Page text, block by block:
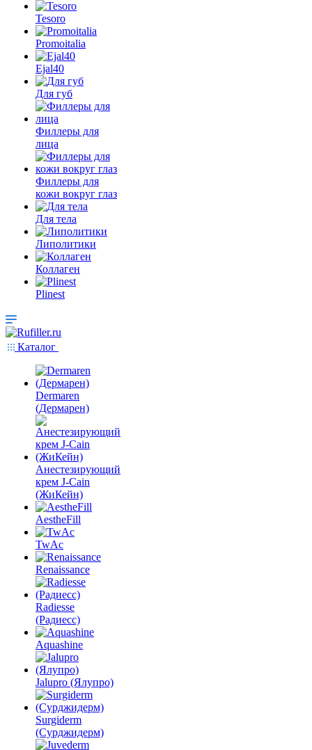
Tesoro
Promoitalia
Ejal40
Для губ
Филлеры для
лица
Филлеры для
кожи вокруг глаз
Для тела
Липолитики
Коллаген
Plinest
Каталог
Dermaren
(Дермарен)
Анестезирующий
крем J-Cain
(ЖиКейн)
AestheFill
TwAc
Renaissance
Radiesse
(Радиесс)
Aquashine
Jalupro (Ялупро)
Surgiderm
(Сурджидерм)